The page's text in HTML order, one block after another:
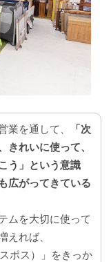
業を通して、
「次
きれいに使って、
う」という意識
広がってきている
ムを大切に使って
えれば、
ポス）」をきっか